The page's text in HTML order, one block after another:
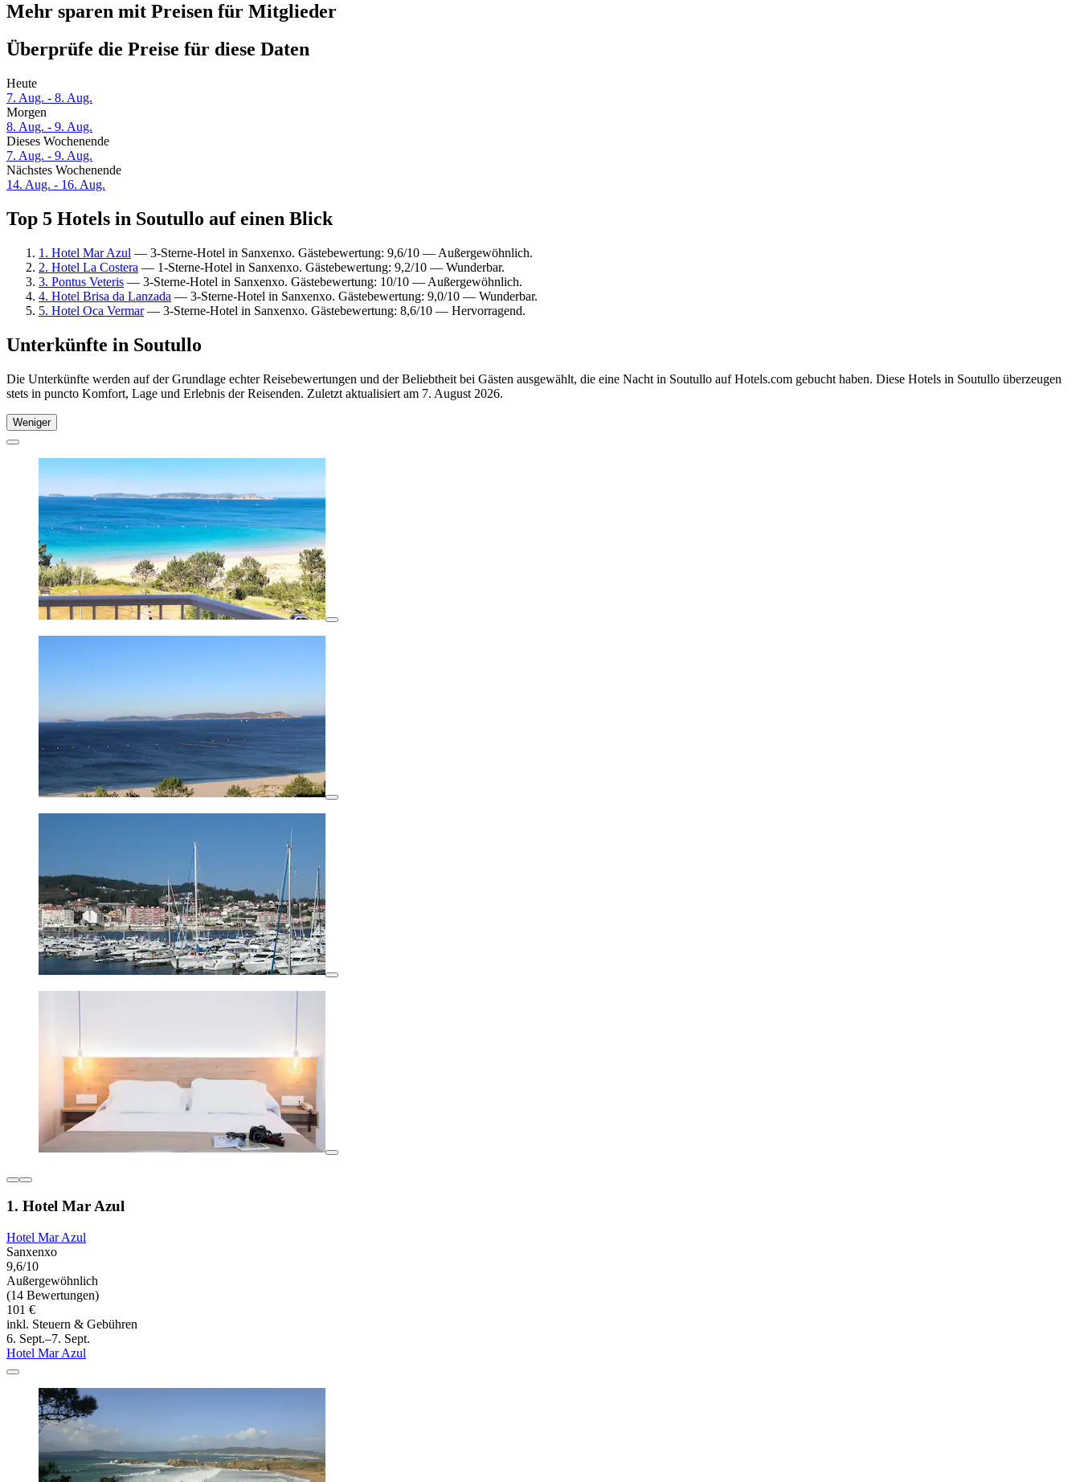
Mehr sparen mit Preisen für Mitglieder
Überprüfe die Preise für diese Daten
Heute
7. Aug. - 8. Aug.
Morgen
8. Aug. - 9. Aug.
Dieses Wochenende
7. Aug. - 9. Aug.
Nächstes Wochenende
14. Aug. - 16. Aug.
Top 5 Hotels in Soutullo auf einen Blick
1. Hotel Mar Azul — 3-Sterne-Hotel in Sanxenxo. Gästebewertung: 9,6/10 — Außergewöhnlich.
2. Hotel La Costera — 1-Sterne-Hotel in Sanxenxo. Gästebewertung: 9,2/10 — Wunderbar.
3. Pontus Veteris — 3-Sterne-Hotel in Sanxenxo. Gästebewertung: 10/10 — Außergewöhnlich.
4. Hotel Brisa da Lanzada — 3-Sterne-Hotel in Sanxenxo. Gästebewertung: 9,0/10 — Wunderbar.
5. Hotel Oca Vermar— 3-Sterne-Hotel in Sanxenxo. Gästebewertung: 8,6/10 — Hervorragend.
Unterkünfte in Soutullo
Die Unterkünfte werden auf der Grundlage echter Reisebewertungen und der Beliebtheit bei Gästen ausgewählt, die eine Nacht in Soutullo auf Hotels.com gebucht haben. Diese Hotels in Soutullo überzeugen
stets in puncto Komfort, Lage und Erlebnis der Reisenden. Zuletzt aktualisiert am 7. August 2026.
Weniger
1. Hotel Mar Azul
Hotel Mar Azul
Sanxenxo
9,6/10
Außergewöhnlich
(14 Bewertungen)
101 €
inkl. Steuern & Gebühren
6. Sept.–7. Sept.
Hotel Mar Azul